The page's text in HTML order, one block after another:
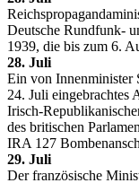
Deutsche Rundfunk-
1939, die bis zum 6.
28. Juli
Ein von Innenminister
24. Juli eingebrachtes
Irisch-
des britischen
IRA 127
29. Juli
Der französische